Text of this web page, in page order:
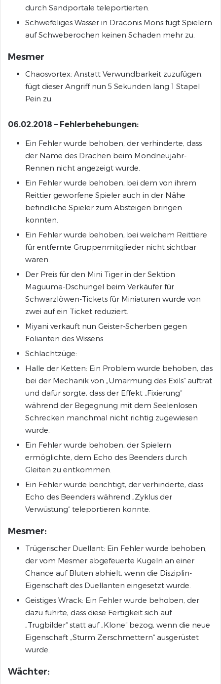
durch Sandportale teleportierten.
Schwefeliges Wasser in Draconis Mons fügt Spielern
auf Schweberochen keinen Schaden mehr zu.
Mesmer
Chaosvortex: Anstatt Verwundbarkeit zuzufügen,
fügt dieser Angriff nun 5 Sekunden lang 1 Stapel
Pein zu.
06.02.2018 – Fehlerbehebungen:
Ein Fehler wurde behoben, der verhinderte, dass
der Name des Drachen beim Mondneujahr-
Rennen nicht angezeigt wurde.
Ein Fehler wurde behoben, bei dem von ihrem
Reittier geworfene Spieler auch in der Nähe
befindliche Spieler zum Absteigen bringen
konnten.
Ein Fehler wurde behoben, bei welchem Reittiere
für entfernte Gruppenmitglieder nicht sichtbar
waren.
Der Preis für den Mini Tiger in der Sektion
Maguuma-Dschungel beim Verkäufer für
Schwarzlöwen-Tickets für Miniaturen wurde von
zwei auf ein Ticket reduziert.
Miyani verkauft nun Geister-Scherben gegen
Folianten des Wissens.
Schlachtzüge:
Halle der Ketten: Ein Problem wurde behoben, das
bei der Mechanik von „Umarmung des Exils“ auftrat
und dafür sorgte, dass der Effekt „Fixierung“
während der Begegnung mit dem Seelenlosen
Schrecken manchmal nicht richtig zugewiesen
wurde.
Ein Fehler wurde behoben, der Spielern
ermöglichte, dem Echo des Beenders durch
Gleiten zu entkommen.
Ein Fehler wurde berichtigt, der verhinderte, dass
Echo des Beenders während „Zyklus der
Verwüstung“ teleportieren konnte.
Mesmer:
Trügerischer Duellant: Ein Fehler wurde behoben,
der vom Mesmer abgefeuerte Kugeln an einer
Chance auf Bluten abhielt, wenn die Disziplin-
Eigenschaft des Duellanten eingesetzt wurde.
Geistiges Wrack: Ein Fehler wurde behoben, der
dazu führte, dass diese Fertigkeit sich auf
„Trugbilder“ statt auf „Klone“ bezog, wenn die neue
Eigenschaft „Sturm Zerschmettern“ ausgerüstet
wurde.
Wächter: